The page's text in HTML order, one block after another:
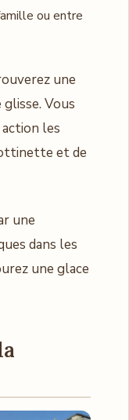
ou entre
une
Vous
les
et de
une
dans les
une glace